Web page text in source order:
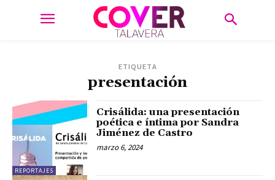
ETIQUETA
presentación
REPORTAJES
Crisálida: una presentación
poética e íntima por Sandra
Jiménez de Castro
marzo 6, 2024